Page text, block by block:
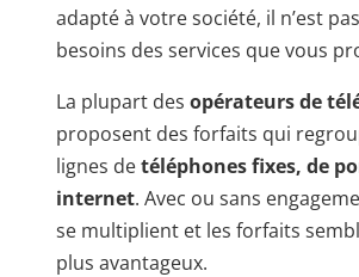
adapté à votre société, il n’est
besoins des services que vous
La plupart desopérateurs de
proposent des forfaits qui
lignes detéléphones fixes, de
internet. Avec ou sans
se multiplient et les forfaits
plus avantageux.